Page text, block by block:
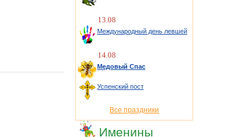
13.08
Международный день левшей
14.08
Медовый Спас
Успенский пост
Все праздники
Именины